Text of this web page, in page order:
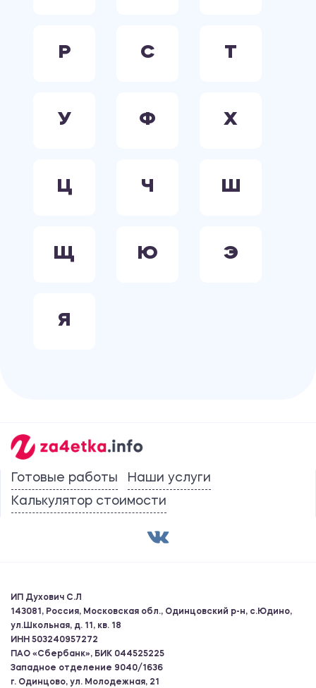
Р С Т
У Ф Х
Ц Ч Ш
Щ Ю Э
Я
Готовые работы
Наши услуги
Калькулятор стоимости
ИП Духович С.Л
143081, Россия, Московская обл., Одинцовский р-н, с.Юдино,
ул.Школьная, д. 11, кв. 18
ИНН 503240957272
ПАО «Сбербанк», БИК 044525225
Западное отделение 9040/1636
г. Одинцово, ул. Молодежная, 21